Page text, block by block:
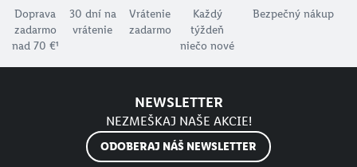
Doprava
zadarmo
nad 70 €¹
30 dní na
vrátenie
Vrátenie
zadarmo
Každý
týždeň
niečo nové
Bezpečný nákup
NEWSLETTER
NEZMEŠKAJ NAŠE AKCIE!
ODOBERAJ NÁŠ NEWSLETTER